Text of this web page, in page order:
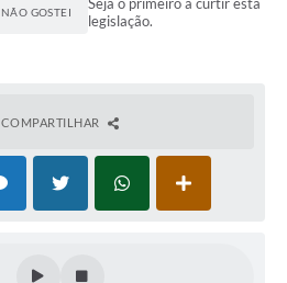
NÃO GOSTEI
legislação.
COMPARTILHAR